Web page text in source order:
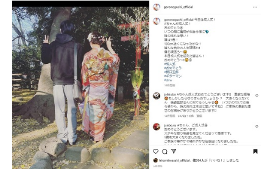
進化するPCとデバイスの未来
好きが集まる 比べて選べる
ビジネスと働き方のヒント
AI活用のいまが分かる
企業ITのトレンドを詳説
経営リーダーのコミュニティ
マーケ×ITの今がよく分かる